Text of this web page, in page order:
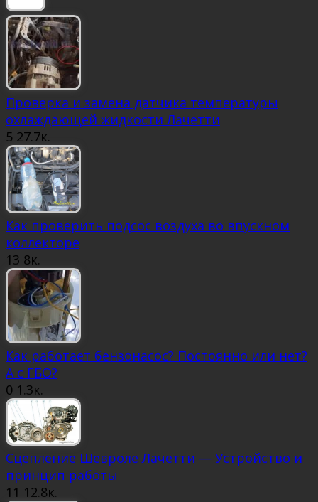
Проверка и замена датчика температуры
охлаждающей жидкости Лачетти
5 27.7к.
Как проверить подсос воздуха во впускном
коллекторе
13 8к.
Как работает бензонасос? Постоянно или нет?
А с ГБО?
0 1.3к.
Сцепление Шевроле Лачетти — Устройство и
принцип работы
11 12.8к.